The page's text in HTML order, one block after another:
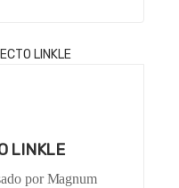
LINKLE
por Magnum